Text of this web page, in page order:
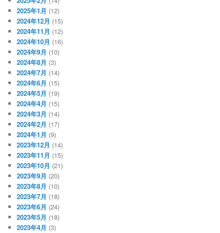
2025年1月 (12)
2024年12月 (15)
2024年11月 (12)
2024年10月 (16)
2024年9月 (10)
2024年8月 (3)
2024年7月 (14)
2024年6月 (15)
2024年5月 (19)
2024年4月 (15)
2024年3月 (14)
2024年2月 (17)
2024年1月 (9)
2023年12月 (14)
2023年11月 (15)
2023年10月 (21)
2023年9月 (20)
2023年8月 (10)
2023年7月 (18)
2023年6月 (24)
2023年5月 (18)
2023年4月 (3)